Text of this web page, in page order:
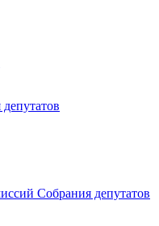
Собрания депутатов